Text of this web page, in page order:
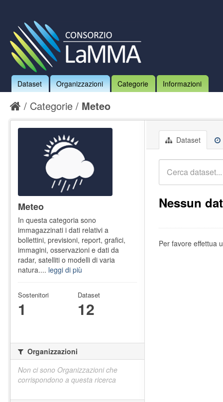
Dataset Organizzazioni Categorie Informazioni
Categorie Meteo
Dataset
Nessun
Per favore effettua
Meteo
In questa categoria sono
immagazzinati i dati relativi a
bollettini, previsioni, report, grafici,
immagini, osservazioni e dati da
radar, satelliti o modelli di varia
natura.... leggi di più
Sostenitori
1
Dataset
12
Organizzazioni
Non ci sono Organizzazioni che
corrispondono a questa ricerca